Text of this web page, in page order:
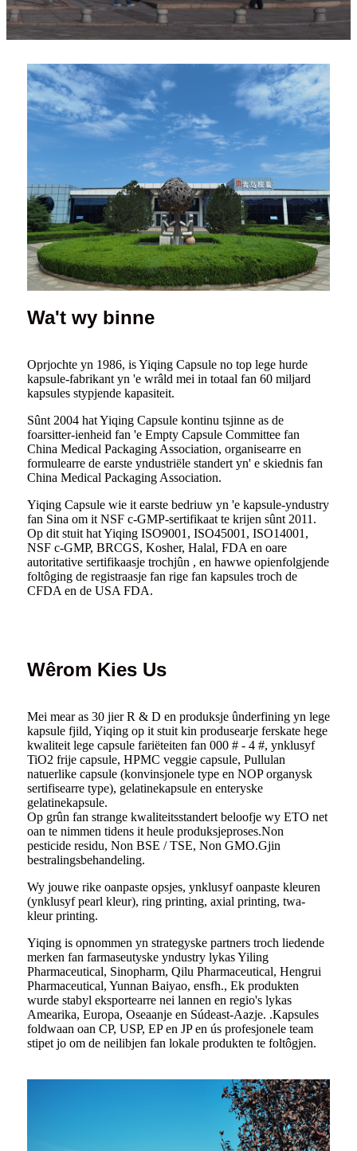
Wa't wy binne
Oprjochte yn 1986, is Yiqing Capsule no top lege hurde
kapsule-fabrikant yn 'e wrâld mei in totaal fan 60 miljard
kapsules stypjende kapasiteit.
Sûnt 2004 hat Yiqing Capsule kontinu tsjinne as de
foarsitter-ienheid fan 'e Empty Capsule Committee fan
China Medical Packaging Association, organisearre en
formulearre de earste yndustriële standert yn' e skiednis fan
China Medical Packaging Association.
Yiqing Capsule wie it earste bedriuw yn 'e kapsule-yndustry
fan Sina om it NSF c-GMP-sertifikaat te krijen sûnt 2011.
Op dit stuit hat Yiqing ISO9001, ISO45001, ISO14001,
NSF c-GMP, BRCGS, Kosher, Halal, FDA en oare
autoritative sertifikaasje trochjûn , en hawwe opienfolgjende
foltôging de registraasje fan rige fan kapsules troch de
CFDA en de USA FDA.
Wêrom Kies Us
Mei mear as 30 jier R & D en produksje ûnderfining yn lege
kapsule fjild, Yiqing op it stuit kin produsearje ferskate hege
kwaliteit lege capsule fariëteiten fan 000 # - 4 #, ynklusyf
TiO2 frije capsule, HPMC veggie capsule, Pullulan
natuerlike capsule (konvinsjonele type en NOP organysk
sertifisearre type), gelatinekapsule en enteryske
gelatinekapsule.
Op grûn fan strange kwaliteitsstandert beloofje wy ETO net
oan te nimmen tidens it heule produksjeproses.Non
pesticide residu, Non BSE / TSE, Non GMO.Gjin
bestralingsbehandeling.
Wy jouwe rike oanpaste opsjes, ynklusyf oanpaste kleuren
(ynklusyf pearl kleur), ring printing, axial printing, twa-
kleur printing.
Yiqing is opnommen yn strategyske partners troch liedende
merken fan farmaseutyske yndustry lykas Yiling
Pharmaceutical, Sinopharm, Qilu Pharmaceutical, Hengrui
Pharmaceutical, Yunnan Baiyao, ensfh., Ek produkten
wurde stabyl eksportearre nei lannen en regio's lykas
Amearika, Europa, Oseaanje en Súdeast-Aazje. .Kapsules
foldwaan oan CP, USP, EP en JP en ús profesjonele team
stipet jo om de neilibjen fan lokale produkten te foltôgjen.